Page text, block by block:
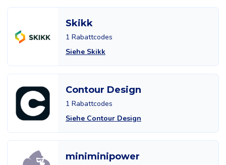
Skikk
1 Rabattcodes
Siehe Skikk
Contour Design
1 Rabattcodes
Siehe Contour Design
miniminipower